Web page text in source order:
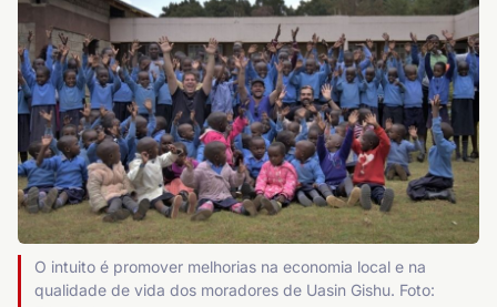
O intuito é promover melhorias na economia local e na
qualidade de vida dos moradores de Uasin Gishu. Foto: